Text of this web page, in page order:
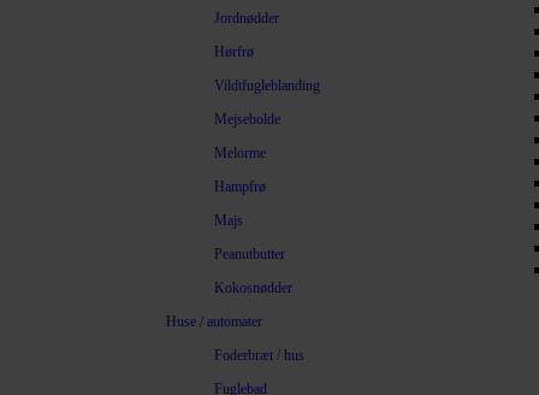
Jordnødder
Hørfrø
Vildtfugleblanding
Mejsebolde
Melorme
Hampfrø
Majs
Peanutbutter
Kokosnødder
Huse / automater
Foderbræt / hus
Fuglebad